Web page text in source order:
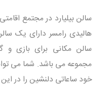
سالن بیلیارد در مجتمع
هالیدی رامسر دارای یک
سالن مکانی برای بازی و
مجموعه می باشد. شما می
خود ساعاتی دلنشین را در